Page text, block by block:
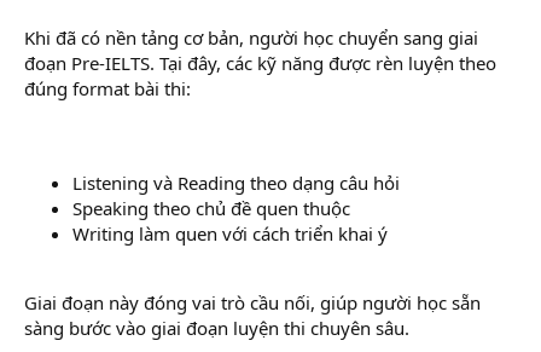
Khi đã có nền tảng cơ bản, người học chuyển sang giai
đoạn Pre-IELTS. Tại đây, các kỹ năng được rèn luyện theo
đúng format bài thi:
Listening và Reading theo dạng câu hỏi
Speaking theo chủ đề quen thuộc
Writing làm quen với cách triển khai ý
Giai đoạn này đóng vai trò cầu nối, giúp người học sẵn
sàng bước vào giai đoạn luyện thi chuyên sâu.